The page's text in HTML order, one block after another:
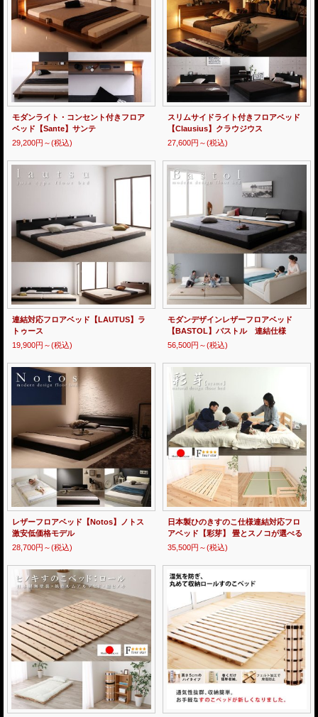
モダンライト・コンセント付きフロア
ベッド【Sante】サンテ
29,200円～(税込)
スリムサイドライト付きフロアベッド
【Clausius】クラウジウス
27,600円～(税込)
連結対応フロアベッド【LAUTUS】ラ
トゥース
19,900円～(税込)
モダンデザインレザーフロアベッド
【BASTOL】バストル 連結仕様
56,500円～(税込)
レザーフロアベッド【Notos】ノトス
激安低価格モデル
28,700円～(税込)
日本製ひのきすのこ仕様連結対応フロ
アベッド【彩芽】 畳とスノコが選べる
35,500円～(税込)